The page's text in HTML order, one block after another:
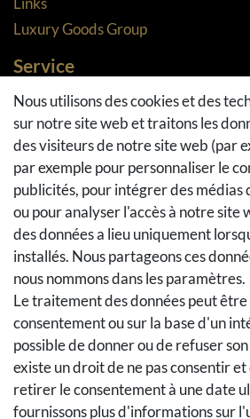
Luxury Goods Group
Service
Méthodes de paiement
Méthodes et coûts de transport
Droit de rétractation
Retours
Se rétracter du contrat
Panier d'achat
A la caisse
Aide
Social Media
Facebook
Instagram
Pinterest
Nous utilisons des cookies et des
sur notre site web et traitons les
des visiteurs de notre site web (par
par exemple pour personnaliser le
publicités, pour intégrer des médias
ou pour analyser l'accès à notre site
des données a lieu uniquement
installés. Nous partageons ces
nous nommons dans les paramètres.
Le traitement des données peut
consentement ou sur la base d'un
possible de donner ou de refuser
existe un droit de ne pas consentir
retirer le consentement à une date
fournissons plus d'informations sur